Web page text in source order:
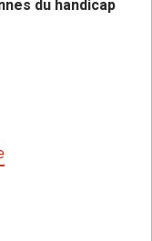
du handicap